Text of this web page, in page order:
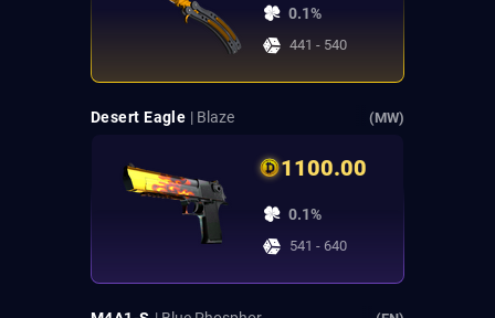
0.1%
441 - 540
Desert Eagle | Blaze (MW)
1100.00
0.1%
541 - 640